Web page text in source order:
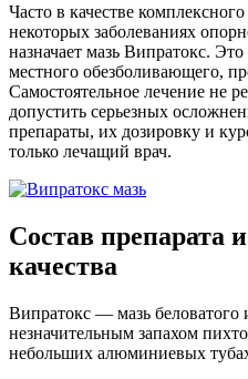
Часто в качестве
некоторых заболеваниях
назначает мазь Випратокс.
местного обезболивающего,
Самостоятельное лечение не
допустить серьезных
препараты, их дозировку и
только лечащий врач.
Состав препарата
качества
Випратокс — мазь беловатого
незначительным запахом
небольших алюминиевых